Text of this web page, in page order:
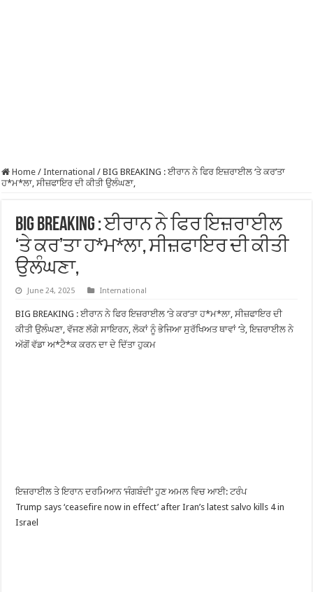
Home / International / BIG BREAKING : ਈਰਾਨ ਨੇ ਫਿਰ ਇਜ਼ਰਾਈਲ ‘ਤੇ ਕਰ’ਤਾ
ਹ*ਮ*ਲਾ, ਸੀਜ਼ਫਾਇਰ ਦੀ ਕੀਤੀ ਉਲੰਘਣਾ,
BIG BREAKING : ਈਰਾਨ ਨੇ ਫਿਰ ਇਜ਼ਰਾਈਲ
‘ਤੇ ਕਰ’ਤਾ ਹ*ਮ*ਲਾ, ਸੀਜ਼ਫਾਇਰ ਦੀ ਕੀਤੀ
ਉਲੰਘਣਾ,
June 24, 2025 International
BIG BREAKING : ਈਰਾਨ ਨੇ ਫਿਰ ਇਜ਼ਰਾਈਲ ‘ਤੇ ਕਰ’ਤਾ ਹ*ਮ*ਲਾ, ਸੀਜ਼ਫਾਇਰ ਦੀ
ਕੀਤੀ ਉਲੰਘਣਾ, ਵੱਜਣ ਲੱਗੇ ਸਾਇਰਨ, ਲੋਕਾਂ ਨੂੰ ਭੇਜਿਆ ਸੁਰੱਖਿਅਤ ਥਾਵਾਂ ‘ਤੇ, ਇਜ਼ਰਾਈਲ ਨੇ
ਅੱਗੋਂ ਵੱਡਾ ਅ*ਟੈ*ਕ ਕਰਨ ਦਾ ਦੇ ਦਿੱਤਾ ਹੁਕਮ
ਇਜ਼ਰਾਈਲ ਤੇ ਇਰਾਨ ਦਰਮਿਆਨ ‘ਜੰਗਬੰਦੀ’ ਹੁਣ ਅਮਲ ਵਿਚ ਆਈ: ਟਰੰਪ
Trump says ‘ceasefire now in effect’ after Iran’s latest salvo kills 4 in
Israel